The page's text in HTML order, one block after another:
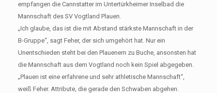
empfangen die Cannstatter im Untertürkheimer Inselbad die
Mannschaft des SV Vogtland Plauen.
„Ich glaube, das ist die mit Abstand stärkste Mannschaft in der
B-Gruppe“, sagt Feher, der sich umgehört hat. Nur ein
Unentschieden steht bei den Plauenern zu Buche, ansonsten hat
die Mannschaft aus dem Vogtland noch kein Spiel abgegeben.
„Plauen ist eine erfahrene und sehr athletische Mannschaft“,
weiß Feher. Attribute, die gerade den Schwaben abgehen.